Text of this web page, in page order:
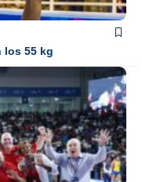
los 55 kg